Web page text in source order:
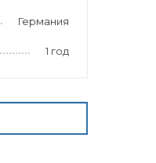
Германия
1 год